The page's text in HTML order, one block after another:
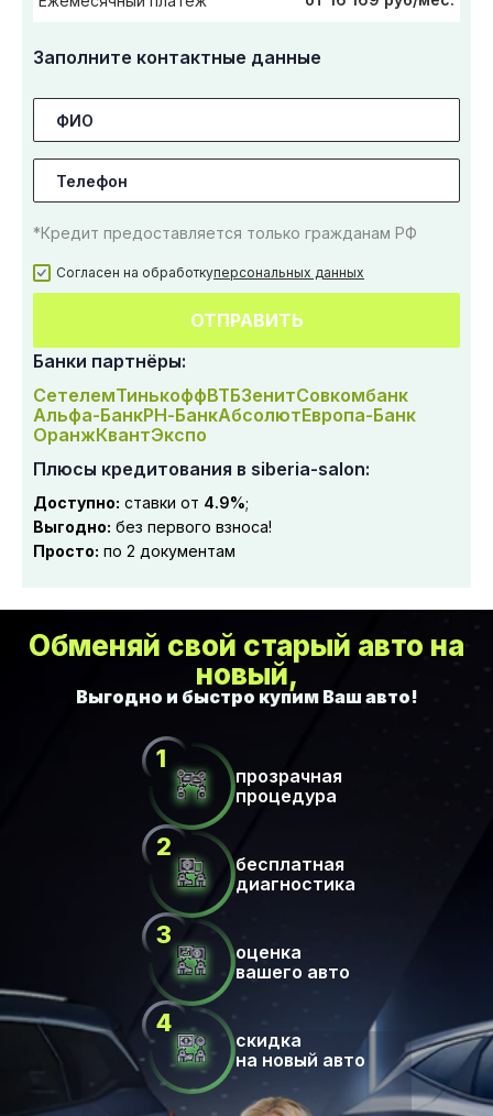
Заполните контактные данные
*Кредит предоставляется только гражданам РФ
Согласен на обработкуперсональных данных
ОТПРАВИТЬ
Банки партнёры:
СетелемТинькоффВТБЗенитСовкомбанк
Альфа-БанкРН-БанкАбсолютЕвропа-Банк
ОранжКвантЭкспо
Плюсы кредитования в siberia-salon:
Доступно: ставки от 4.9%;
Выгодно: без первого взноса!
Просто: по 2 документам
Обменяй свой старый авто на
новый,
прозрачная
процедура
бесплатная
диагностика
оценка
вашего авто
скидка
на новый авто